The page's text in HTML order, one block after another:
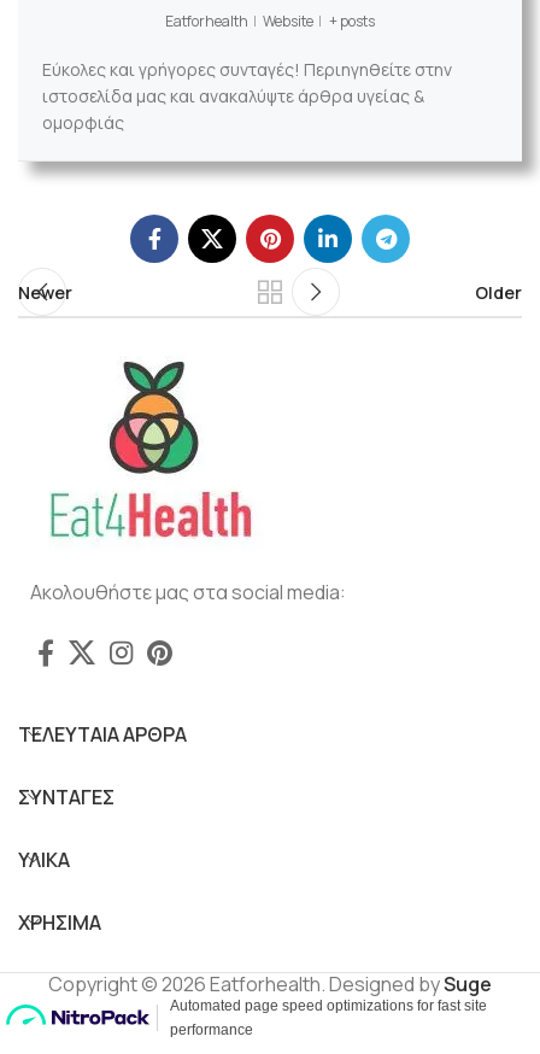
Eatforhealth | Website | + posts
Εύκολες και γρήγορες συνταγές! Περιηγηθείτε στην
ιστοσελίδα μας και ανακαλύψτε άρθρα υγείας &
ομορφιάς
Newer Older
Ακολουθήστε μας στα social media:
ΤΕΛΕΥΤΑΙΑ ΑΡΘΡΑ
ΣΥΝΤΑΓΕΣ
ΥΛΙΚΑ
ΧΡΗΣΙΜΑ
Copyright © 2026 Eatforhealth. Designed bySuge